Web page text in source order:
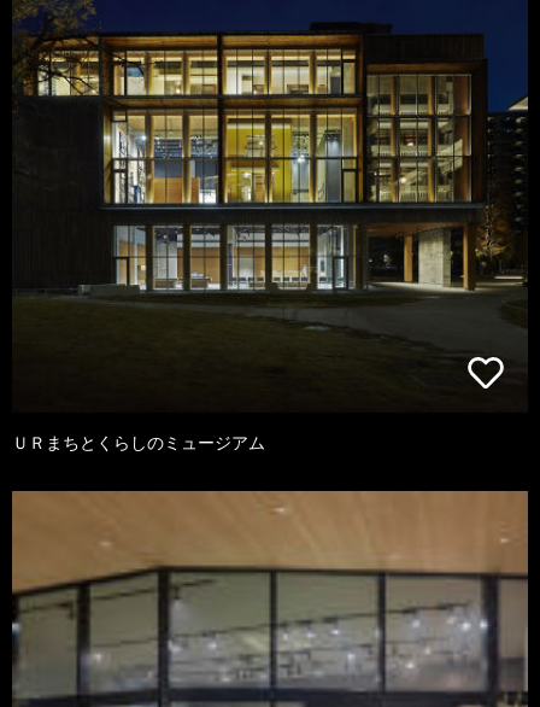
ＵＲまちとくらしのミュージアム